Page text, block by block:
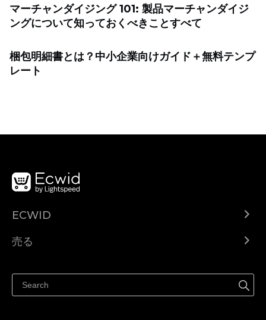
マーチャンダイジング 101: 製品マーチャンダイジ
ングについて知っておくべきことすべて
梱包明細書とは？中小企業向けガイド＋無料テンプ
レート
ECWID
ヘルプセンター
売る
Facebookで販売する
Instagramで販売する